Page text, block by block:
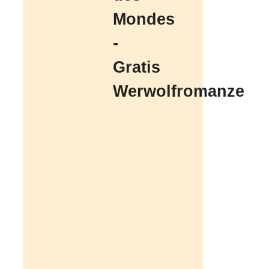
Mondes
-
Gratis
Werwolfromanze